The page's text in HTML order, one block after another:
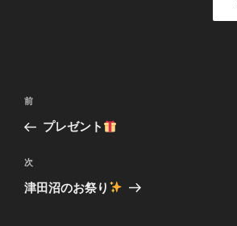
投
ナ
ビ
ゲ
前
の
稿
前
プレゼント
次
の
次
津田沼のお祭り